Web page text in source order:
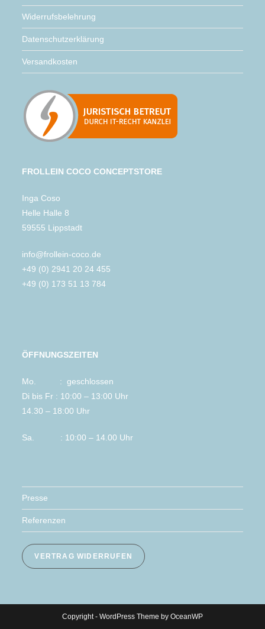
Widerrufsbelehrung
Datenschutzerklärung
Versandkosten
FROLLEIN COCO CONCEPTSTORE
Inga Coso
Helle Halle 8
59555 Lippstadt
info@frollein-coco.de
+49 (0) 2941 20 24 455
+49 (0) 173 51 13 784
ÖFFNUNGSZEITEN
Mo. : geschlossen
Di bis Fr : 10:00 – 13:00 Uhr
14.30 – 18:00 Uhr
Sa. : 10:00 – 14.00 Uhr
Presse
Referenzen
VERTRAG WIDERRUFEN
Copyright - WordPress Theme by OceanWP